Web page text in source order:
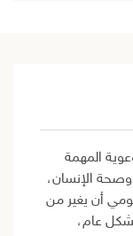
المهمة
وصحة الإنسان،
أن يغير من
عام،